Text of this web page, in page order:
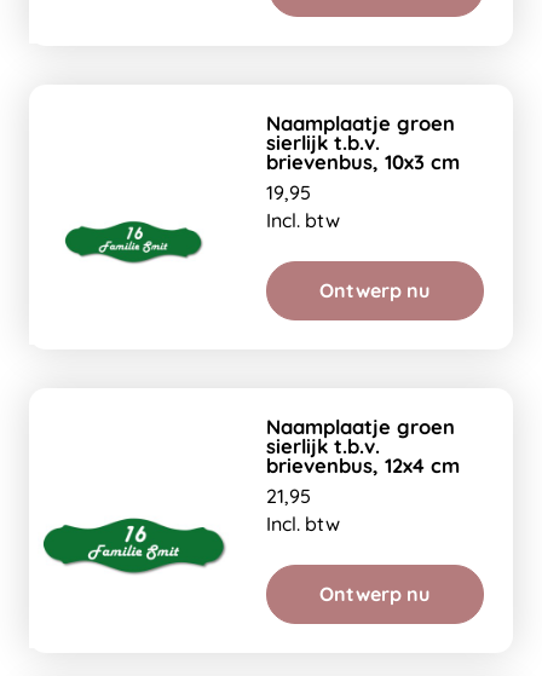
Naamplaatje groen
sierlijk t.b.v.
brievenbus, 10x3 cm
19,95
Incl. btw
Ontwerp nu
Naamplaatje groen
sierlijk t.b.v.
brievenbus, 12x4 cm
21,95
Incl. btw
Ontwerp nu